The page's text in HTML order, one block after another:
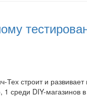
Тех строит и
среди DIY-магазинов